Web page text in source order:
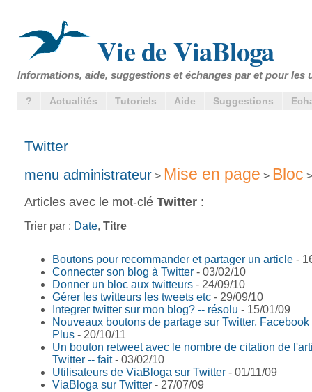
Vie de ViaBloga
Informations, aide, suggestions et échanges par et pour les
? Actualités Tutoriels Aide Suggestions
Twitter
menu administrateur > Mise en page > Bloc
Articles avec le mot-clé Twitter :
Trier par : Date, Titre
Boutons pour recommander et partager un article -
Connecter son blog à Twitter - 03/02/10
Donner un bloc aux twitteurs - 24/09/10
Gérer les twitteurs les tweets etc - 29/09/10
Integrer twitter sur mon blog? -- résolu - 15/01/09
Nouveaux boutons de partage sur Twitter,
Plus - 20/10/11
Un bouton retweet avec le nombre de citation de
Twitter -- fait- 03/02/10
Utilisateurs de ViaBloga sur Twitter - 01/11/09
ViaBloga sur Twitter - 27/07/09